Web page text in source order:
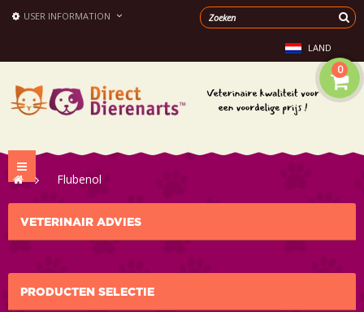
USER INFORMATION
LAND
0
Toggle
navigation
> Flubenol
VETERINAIR ADVIES
PRODUCTEN SELECTIE